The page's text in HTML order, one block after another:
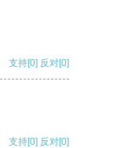
支持[0] 反对[0]
支持[0] 反对[0]